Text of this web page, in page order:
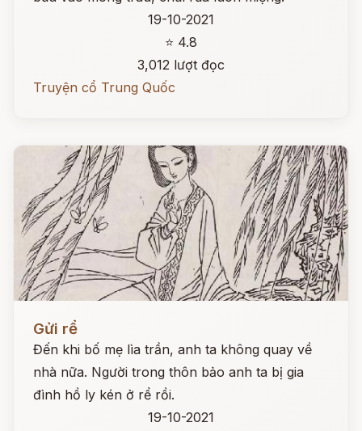
19-10-2021
⭐ 4.8
3,012 lượt đọc
Truyện cổ Trung Quốc
Gửi rể
Đến khi bố mẹ lìa trần, anh ta không quay về
nhà nữa. Người trong thôn bảo anh ta bị gia
đình hồ ly kén ở rể rồi.
19-10-2021